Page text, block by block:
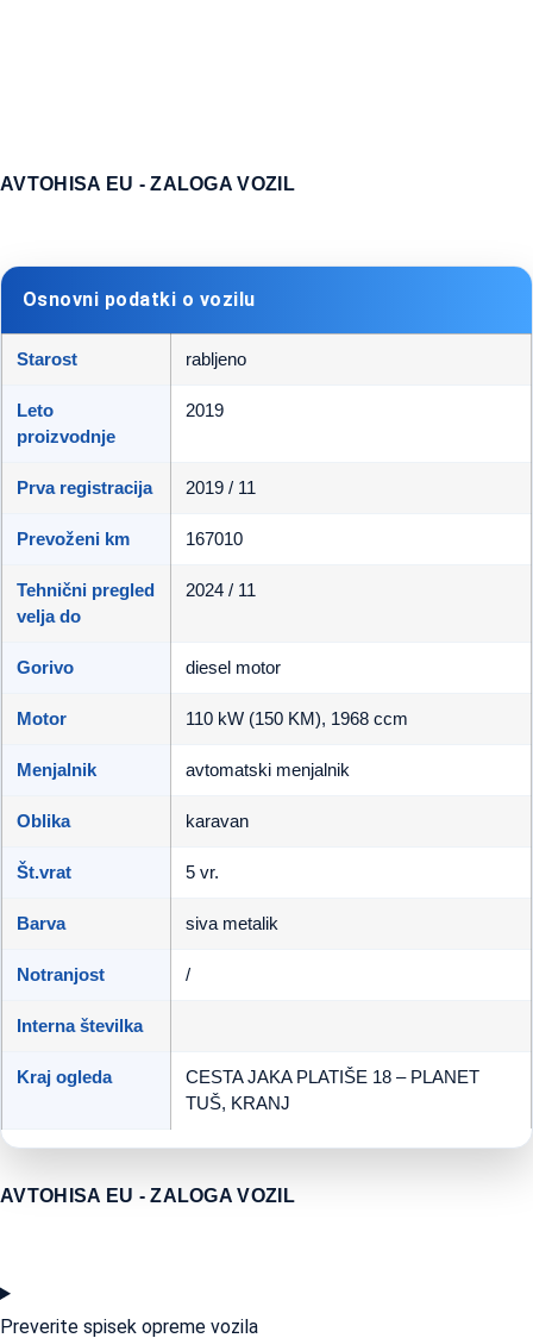
AVTOHISA EU - ZALOGA VOZIL
Osnovni podatki o vozilu
Starost rabljeno
Leto
proizvodnje
2019
Prva registracija 2019 / 11
Prevoženi km 167010
Tehnični pregled
velja do
2024 / 11
Gorivo diesel motor
Motor 110 kW (150 KM), 1968 ccm
Menjalnik avtomatski menjalnik
Oblika karavan
Št.vrat 5 vr.
Barva siva metalik
Notranjost /
Interna številka
Kraj ogleda
CESTA JAKA PLATIŠE 18 – PLANET
TUŠ, KRANJ
AVTOHISA EU - ZALOGA VOZIL
Preverite spisek opreme vozila